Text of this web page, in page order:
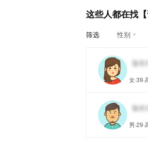
这些人都在找
筛选 性别
女·39·
男·29·